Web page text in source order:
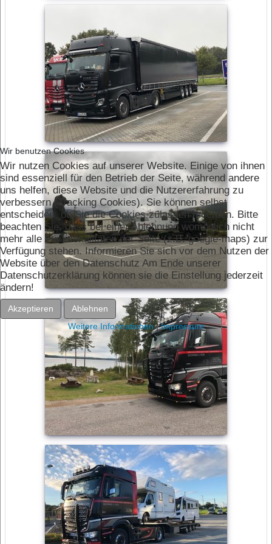
Wir benutzen Cookies
Wir nutzen Cookies auf unserer Website. Einige von ihnen
sind essenziell für den Betrieb der Seite, während andere
uns helfen, diese Website und die Nutzererfahrung zu
verbessern (Tracking Cookies). Sie können selbst
entscheiden, ob Sie die Cookies zulassen möchten. Bitte
beachten Sie, dass bei einer Ablehnung womöglich nicht
mehr alle Funktionalitäten der Seite (z.B. google-maps) zur
Verfügung stehen. Informieren Sie sich vor dem Nutzen der
Website über den Datenschutz Am Ende unserer
Datenschutzerklärung können sie die Einstellung jederzeit
ändern!
Akzeptieren
Ablehnen
Weitere Informationen|Impressum